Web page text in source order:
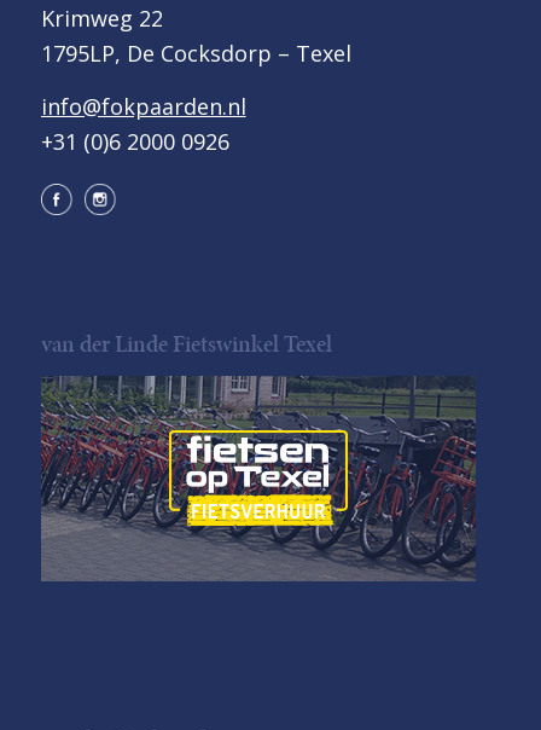
Krimweg 22
1795LP, De Cocksdorp – Texel
info@fokpaarden.nl
+31 (0)6 2000 0926
van der Linde Fietswinkel Texel